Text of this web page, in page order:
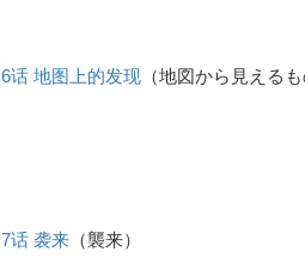
6话 地图上的发现（地図から見える
7话 袭来（襲来）